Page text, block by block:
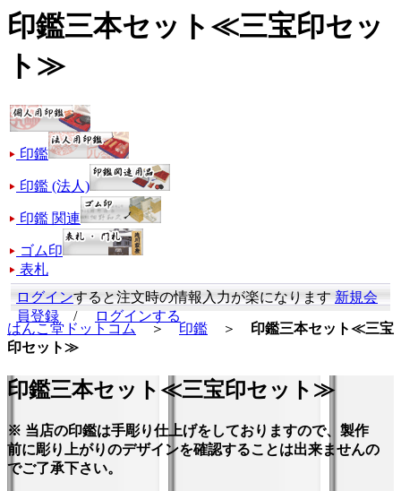
印鑑三本セット≪三宝印セッ
ト≫
印鑑
印鑑 (法人)
印鑑 関連
ゴム印
表札
ログインすると注文時の情報入力が楽になります新規会
員登録 /
ログインする
はんこ堂ドットコム ＞ 印鑑 ＞ 印鑑三本セット≪三宝
印セット≫
印鑑三本セット≪三宝印セット≫
※ 当店の印鑑は手彫り仕上げをしておりますので、製作
前に彫り上がりのデザインを確認することは出来ませんの
でご了承下さい。